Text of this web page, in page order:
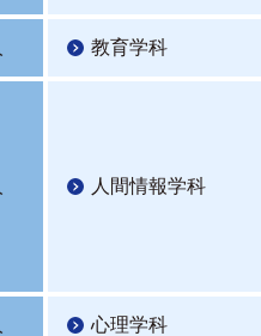
教育学科
人間情報学科
心理学科